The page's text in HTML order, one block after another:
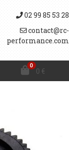
02 99 85 53 28
contact@rc-
performance.com
0
0 €